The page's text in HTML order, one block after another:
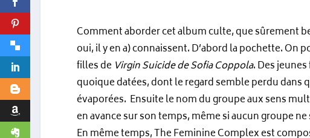
Comment aborder cet album culte, que sûrement
oui, il y en a) connaissent. D’abord la pochette. On
filles de Virgin Suicide de Sofia Coppola. Des
quoique datées, dont le regard semble perdu dans
évaporées. Ensuite le nom du groupe aux sens
en avance sur son temps, même si aucun groupe
En même temps, The Feminine Complex est